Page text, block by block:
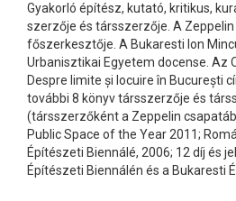
Gyakorló építész, kutató, kritikus,
szerzője és társszerzője. A
főszerkesztője. A Bukaresti Ion
Urbanisztikai Egyetem docense. Az
Despre limite și locuire în București
további 8 könyv társszerzője és
(társszerzőként a Zeppelin
Public Space of the Year 2011;
Építészeti Biennálé, 2006; 12 díj és
Építészeti Biennálén és a Bukaresti